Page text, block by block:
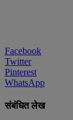
Facebook
Twitter
Pinterest
WhatsApp
संबंधित लेख